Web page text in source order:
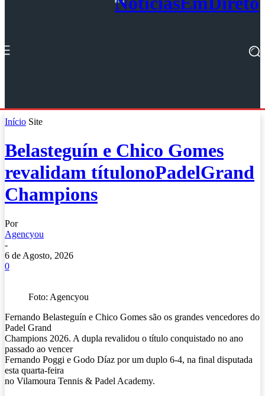
Início Site
Belasteguín e Chico Gomes
revalidam títulonoPadelGrand
Champions
Por
Agencyou
-
6 de Agosto, 2026
0
Foto: Agencyou
Fernando Belasteguín e Chico Gomes são os grandes vencedores do
Padel Grand
Champions 2026. A dupla revalidou o título conquistado no ano
passado ao vencer
Fernando Poggi e Godo Díaz por um duplo 6-4, na final disputada
esta quarta-feira
no Vilamoura Tennis & Padel Academy.